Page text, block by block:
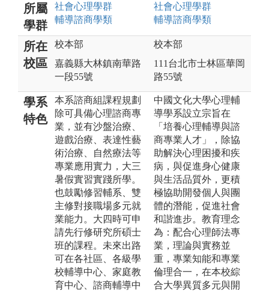
所屬
學群
社會心理學群
輔導諮商學類
社會心理學群
輔導諮商學類
所在
校區
校本部
嘉義縣大林鎮南華路
一段55號
校本部
111台北市士林區華岡
路55號
學系
特色
本系諮商組課程規劃
除可具備心理諮商專
業，並有沙盤治療、
遊戲治療、表達性藝
術治療、自然療法等
專業應用實力，大三
暑假實習實踐所學。
也鼓勵修習輔系、雙
主修對接職場多元就
業能力。大四時可申
請先行修研究所碩士
班的課程。未來出路
可在各社區、各級學
校輔導中心、家庭教
育中心、諮商輔導中
中國文化大學心理輔
導學系設立宗旨在
「培養心理輔導與諮
商專業人才」，除協
助解決心理困擾和疾
病，與促進身心健康
與生活品質外，更積
極協助開發個人與團
體的潛能，促進社會
和諧進步。教育理念
為：配合心理師法專
業，理論與實務並
重，專業知能和專業
倫理合一，在本校綜
合大學異質多元與開